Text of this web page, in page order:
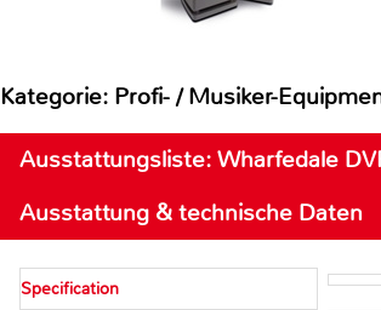
Kategorie: Profi- / Musiker-
Ausstattungsliste: Wharfedale
Ausstattung & technische Daten
Specification